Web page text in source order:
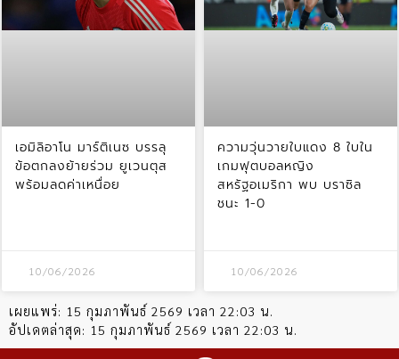
เอมิลิอาโน มาร์ติเนซ บรรลุ
ข้อตกลงย้ายร่วม ยูเวนตุส
พร้อมลดค่าเหนื่อย
10/06/2026
ความวุ่นวายใบแดง 8 ใบใน
เกมฟุตบอลหญิง
สหรัฐอเมริกา พบ บราซิล
ชนะ 1-0
10/06/2026
เผยแพร่: 15 กุมภาพันธ์ 2569 เวลา 22:03 น.
อัปเดตล่าสุด: 15 กุมภาพันธ์ 2569 เวลา 22:03 น.